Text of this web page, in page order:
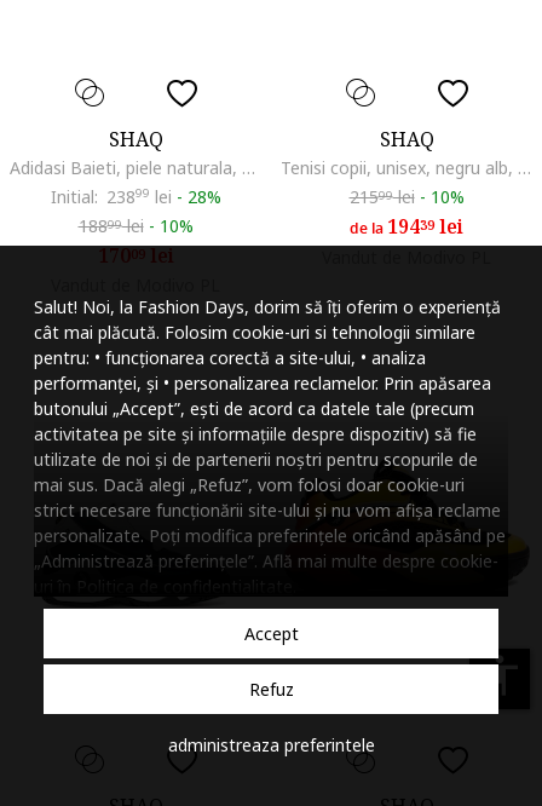
Salut! Noi, la Fashion Days, dorim să îți oferim o experiență
cât mai plăcută. Folosim cookie-uri si tehnologii similare
pentru: • funcționarea corectă a site-ului, • analiza
performanței, și • personalizarea reclamelor. Prin apăsarea
butonului „Accept”, ești de acord ca datele tale (precum
activitatea pe site și informațiile despre dispozitiv) să fie
utilizate de noi și de partenerii noștri pentru scopurile de
mai sus. Dacă alegi „Refuz”, vom folosi doar cookie-uri
strict necesare funcționării site-ului și nu vom afișa reclame
personalizate. Poți modifica preferințele oricând apăsând pe
„Administrează preferințele”. Află mai multe despre cookie-
Accept
Refuz
administreaza preferintele
SHAQ
Adidasi Baieti, piele naturala, verde\alb,
Initial: 23899 lei - 28%
18899lei - 10%
17009lei
SHAQ
Tenisi copii, unisex, negru alb, material textil
21599lei - 10%
de la 19439lei
accessibility
Micsoreaza
Mareste spatierea
Micsoreaza
Mareste inaltimea
Micsoreaza
Inverseaza culorile
Nuante de gri
Cursor mare
Subliniaza link-urile
Dezactiveaza